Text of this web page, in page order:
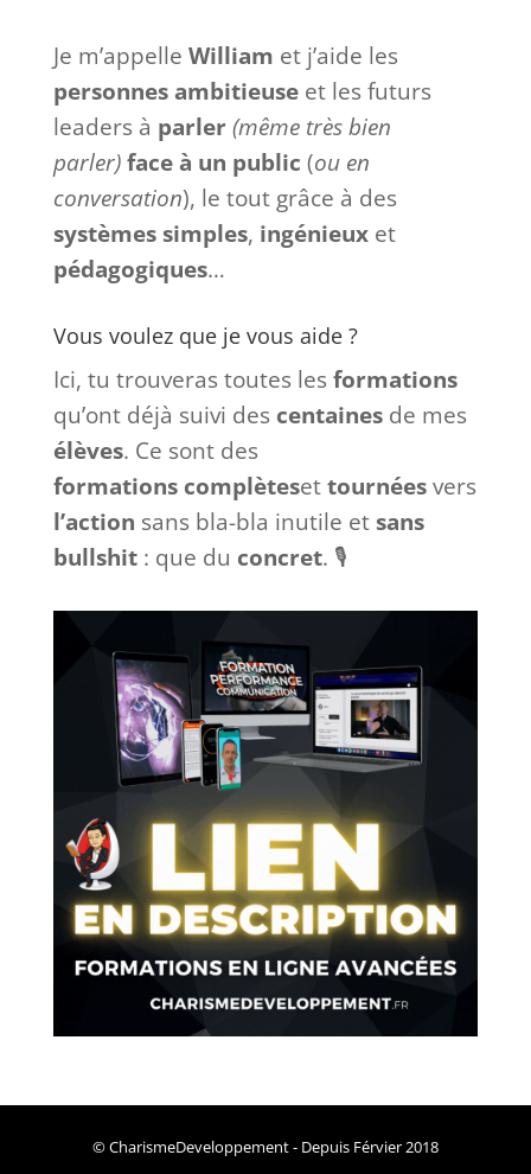
Je m’appelle William et j’aide les
personnes ambitieuseet les futurs
leaders à parler (même très bien
parler) face à un public (ou en
conversation), le tout grâce à des
systèmes simples, ingénieuxet
pédagogiques…
Vous voulez que je vous aide ?
Ici, tu trouveras toutes lesformations
qu’ont déjà suivi des centainesde mes
élèves. Ce sont des
formations complètesettournéesvers
l’action sans bla-bla inutile et sans
bullshit: que du concret. 🎙
© CharismeDeveloppement - Depuis Férvier 2018